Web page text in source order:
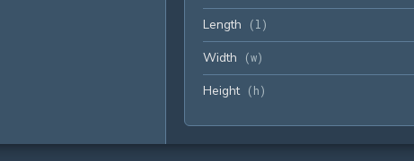
Length (l )
Width (w)
Height (h)